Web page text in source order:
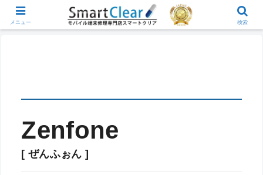
Zenfone
[ ぜんふぉん ]
メニュー 検索